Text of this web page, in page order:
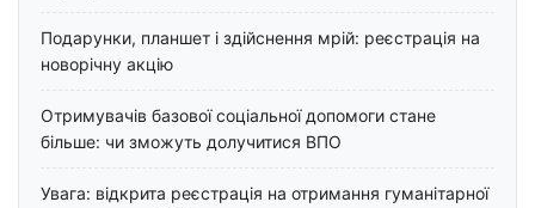
Подарунки, планшет і здійснення мрій: реєстрація на
новорічну акцію
Отримувачів базової соціальної допомоги стане
більше: чи зможуть долучитися ВПО
Увага: відкрита реєстрація на отримання гуманітарної